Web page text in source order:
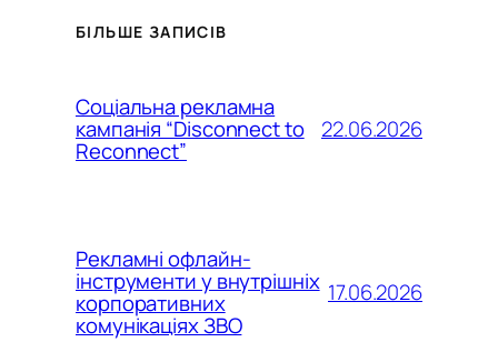
БІЛЬШЕ ЗАПИСІВ
Соціальна рекламна
кампанія “Disconnect to
Reconnect”
22.06.2026
Рекламні офлайн-
інструменти у внутрішніх
корпоративних
комунікаціях ЗВО
17.06.2026